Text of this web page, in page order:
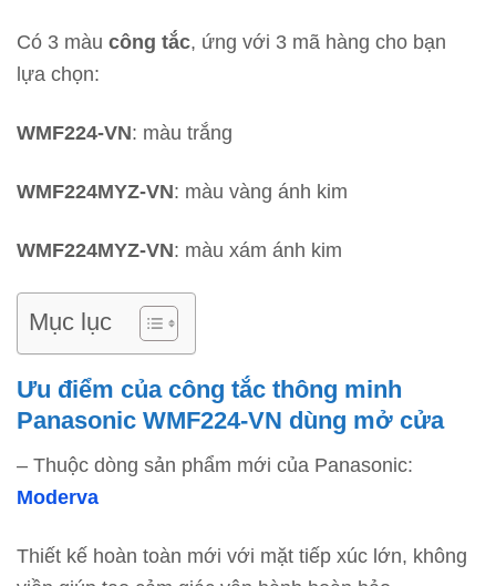
Có 3 màu công tắc, ứng với 3 mã hàng cho bạn
lựa chọn:
WMF224-VN: màu trắng
WMF224MYZ-VN: màu vàng ánh kim
WMF224MYZ-VN: màu xám ánh kim
Mục lục
Ưu điểm của công tắc thông minh
Panasonic WMF224-VN dùng mở cửa
– Thuộc dòng sản phẩm mới của Panasonic:
Moderva
Thiết kế hoàn toàn mới với mặt tiếp xúc lớn, không